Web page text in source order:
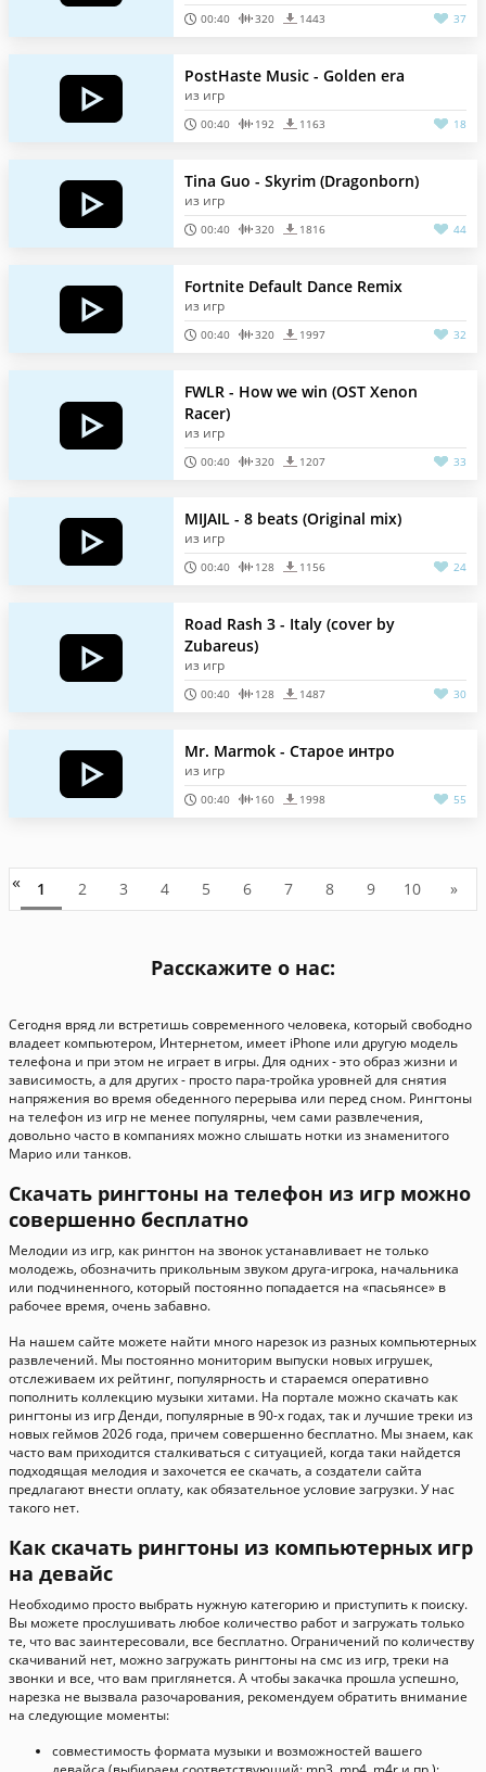
00:40 320 1443 37
PostHaste Music - Golden era
из игр
00:40 192 1163 18
Tina Guo - Skyrim (Dragonborn)
из игр
00:40 320 1816 44
Fortnite Default Dance Remix
из игр
00:40 320 1997 32
FWLR - How we win (OST Xenon
Racer)
из игр
00:40 320 1207 33
MIJAIL - 8 beats (Original mix)
из игр
00:40 128 1156 24
Road Rash 3 - Italy (cover by
Zubareus)
из игр
00:40 128 1487 30
Mr. Marmok - Старое интро
из игр
00:40 160 1998 55
« 1 2 3 4 5 6 7 8 9 10 »
Расскажите о нас:
Сегодня вряд ли встретишь современного человека, который свободно
владеет компьютером, Интернетом, имеет iPhone или другую модель
телефона и при этом не играет в игры. Для одних - это образ жизни и
зависимость, а для других - просто пара-тройка уровней для снятия
напряжения во время обеденного перерыва или перед сном. Рингтоны
на телефон из игр не менее популярны, чем сами развлечения,
довольно часто в компаниях можно слышать нотки из знаменитого
Марио или танков.
Скачать рингтоны на телефон из игр можно
совершенно бесплатно
Мелодии из игр, как рингтон на звонок устанавливает не только
молодежь, обозначить прикольным звуком друга-игрока, начальника
или подчиненного, который постоянно попадается на «пасьянсе» в
рабочее время, очень забавно.
На нашем сайте можете найти много нарезок из разных компьютерных
развлечений. Мы постоянно мониторим выпуски новых игрушек,
отслеживаем их рейтинг, популярность и стараемся оперативно
пополнить коллекцию музыки хитами. На портале можно скачать как
рингтоны из игр Денди, популярные в 90-х годах, так и лучшие треки из
новых геймов 2026 года, причем совершенно бесплатно. Мы знаем, как
часто вам приходится сталкиваться с ситуацией, когда таки найдется
подходящая мелодия и захочется ее скачать, а создатели сайта
предлагают внести оплату, как обязательное условие загрузки. У нас
такого нет.
Как скачать рингтоны из компьютерных игр
на девайс
Необходимо просто выбрать нужную категорию и приступить к поиску.
Вы можете прослушивать любое количество работ и загружать только
те, что вас заинтересовали, все бесплатно. Ограничений по количеству
скачиваний нет, можно загружать рингтоны на смс из игр, треки на
звонки и все, что вам приглянется. А чтобы закачка прошла успешно,
нарезка не вызвала разочарования, рекомендуем обратить внимание
на следующие моменты:
совместимость формата музыки и возможностей вашего